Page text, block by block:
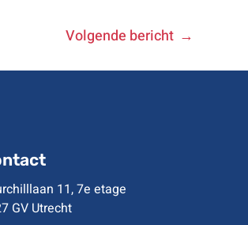
Volgende bericht
11, 7e etage
GV Utrecht